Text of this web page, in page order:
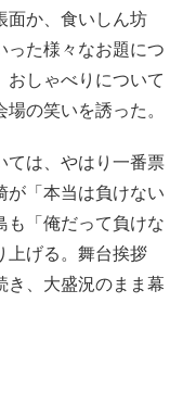
面か、食いしん坊
った様々なお題につ
おしゃべりについて
の笑いを誘った。
ては、やはり一番票
が「本当は負けない
も「俺だって負けな
上げる。舞台挨拶
き、大盛況のまま幕